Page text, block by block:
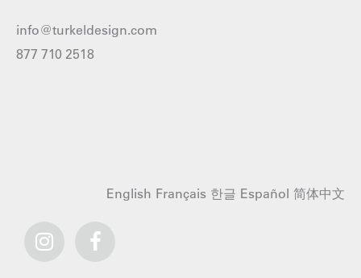
info@turkeldesign.com
877 710 2518
English Français 한글 Español 简体中文